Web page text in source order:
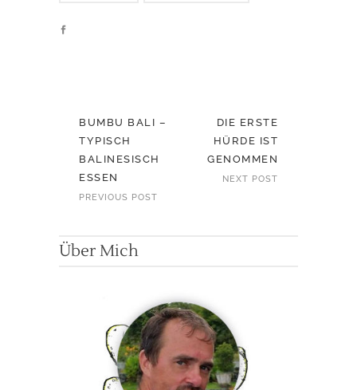
BUMBU BALI –
TYPISCH
BALINESISCH
ESSEN
PREVIOUS POST
DIE ERSTE
HÜRDE IST
GENOMMEN
NEXT POST
Über Mich